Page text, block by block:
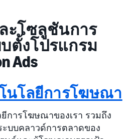
ะโซลูชันการ
ตั้งโปรแกรม
Ads
นโลยีการโฆษณา
การโฆษณาของเรา รวมถึง
ะบบคลาวด์การตลาดของ